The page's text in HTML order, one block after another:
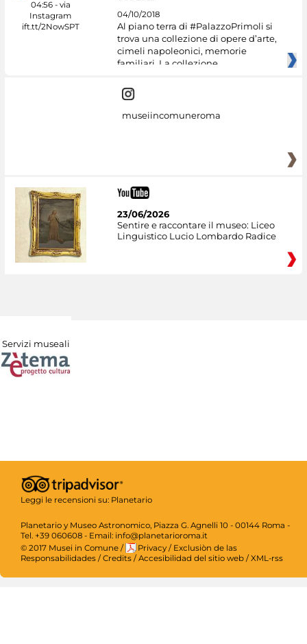
04/10/2018
Al piano terra di #PalazzoPrimoli si
trova una collezione di opere d’arte,
cimeli napoleonici, memorie
familiari. La collezione
museiincomuneroma
23/06/2026
Sentire e raccontare il museo: Liceo
Linguistico Lucio Lombardo Radice
Servizi museali
Leggi le recensioni su: Planetario
Planetario y Museo Astronomico, Piazza G. Agnelli 10 - 00144 Roma -
Tel. +39 060608 - Email: info@planetarioroma.it
© 2017 Musei in Comune / Privacy / Exclusiòn de las
Responsabilidades /Credits /Accesibilidad del sitio web /XML-rss